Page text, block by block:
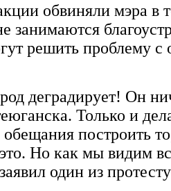
обвиняли мэра в
занимаются
решить проблему с
деградирует! Он
Только и
обещания построить
Но как мы видим
один из